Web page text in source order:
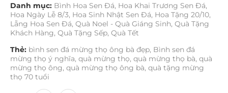
Danh mục: Bình Hoa Sen Đá, Hoa Khai Trương Sen Đá,
Hoa Ngày Lễ 8/3, Hoa Sinh Nhật Sen Đá, Hoa Tặng 20/10,
Lẵng Hoa Sen Đá, Quà Noel - Quà Giáng Sinh, Quà Tặng
Khách Hàng, Quà Tặng Sếp, Quà Tết
Thẻ: bình sen đá mừng thọ ông bà đẹp, Bình sen đá
mừng thọ ý nghĩa, quà mừng thọ, quà mừng thọ bà, quà
mừng thọ ông, quà mừng thọ ông bà, quà tặng mừng
thọ 70 tuổi